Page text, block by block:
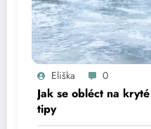
Eliška 0
Jak se obléct na
tipy